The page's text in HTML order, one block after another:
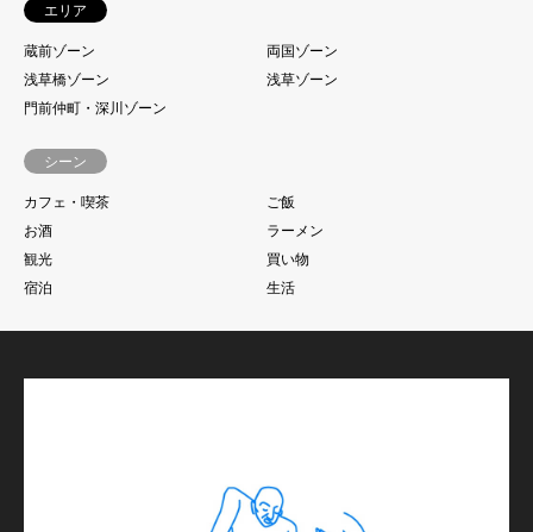
エリア
蔵前ゾーン
両国ゾーン
浅草橋ゾーン
浅草ゾーン
門前仲町・深川ゾーン
シーン
カフェ・喫茶
ご飯
お酒
ラーメン
観光
買い物
宿泊
生活